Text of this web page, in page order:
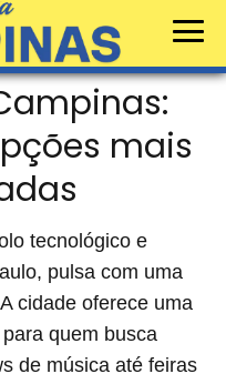
mais
tecnológico e
pulsa com uma
cidade oferece uma
quem busca
de música até feiras